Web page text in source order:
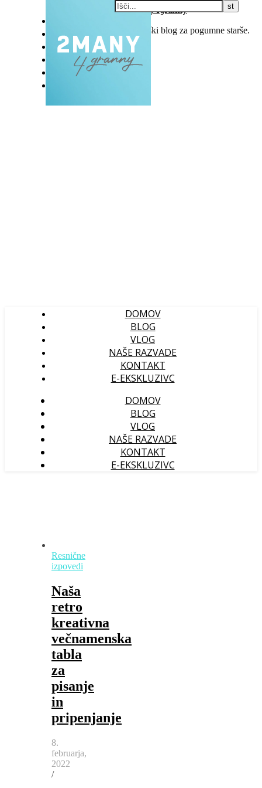
BLOG
VLOG
NAŠE RAZVADE
KONTAKT
Popotniški blog za pogumne starše.
DOMOV
BLOG
VLOG
NAŠE RAZVADE
KONTAKT
E-EKSKLUZIVC
DOMOV
BLOG
VLOG
NAŠE RAZVADE
KONTAKT
E-EKSKLUZIVC
Resnične
izpovedi
Naša
retro
kreativna
večnamenska
tabla
za
pisanje
in
pripenjanje
8.
februarja,
2022
/